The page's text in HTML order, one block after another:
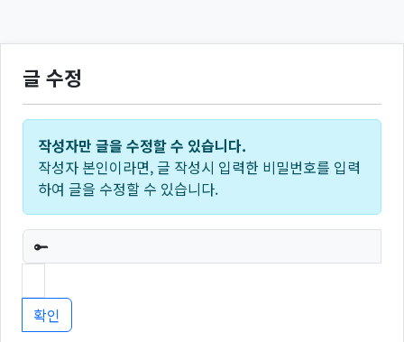
글 수정
작성자만 글을 수정할 수 있습니다.
작성자 본인이라면, 글 작성시 입력한 비밀번호를 입력
하여 글을 수정할 수 있습니다.
필수